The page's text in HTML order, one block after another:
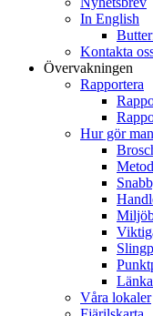
In English
Kontakta
Övervakningen
Rapportera
Hur gör
Våra lokaler